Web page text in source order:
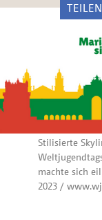
TEILEN
Stilisierte
machte sich
2023 /